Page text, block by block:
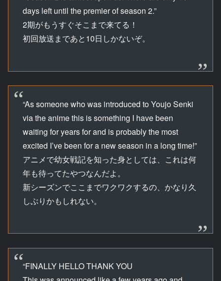
days left until the premier of season 2.”
2期がもうすぐそこまで来てる！
初回放送まであと10日しかないぞ。
“As someone who was introduced to Youjo Senki
via the anime this is something I have been
waiting for years for and is probably the most
excited I’ve been for a new season in a long time!”
アニメで幼女戦記を知った身としては、これは何
年も待ってたやつなんだよ。
新シーズンでここまでワクワクするの、かなり久
しぶりかもしれない。
“FINALLY HELLO THANK YOU